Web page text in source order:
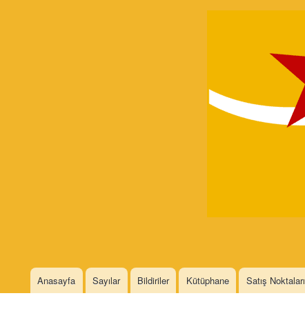
Main menu
Anasayfa Sayılar Bildiriler Kütüphane Satış Noktaları